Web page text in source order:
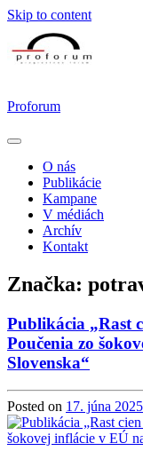
Skip to content
Proforum
O nás
Publikácie
Kampane
V médiách
Archív
Kontakt
Značka:
Publikácia „Rast
Poučenia zo
Slovenska“
Posted on 17. júna 2025